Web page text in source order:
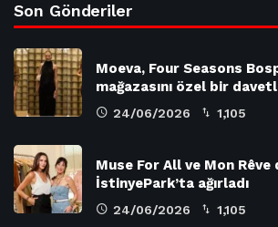
Son Gönderiler
Moeva, Four Seasons
mağazasını özel bir
24/06/2026 1,105
Muse For All ve Mon Rêve
İstinyePark’ta ağırladı
24/06/2026 1,105